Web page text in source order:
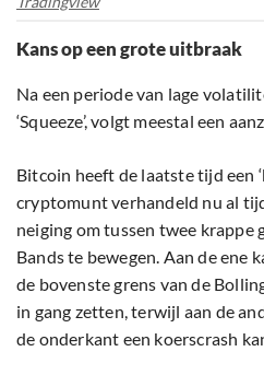
Kans op een grote uitbraak
Na een periode van lage
‘Squeeze’, volgt meestal een
Bitcoin heeft de laatste tijd een
cryptomunt verhandeld nu al
neiging om tussen twee krappe
Bands te bewegen. Aan de ene
de bovenste grens van de
in gang zetten, terwijl aan de
de onderkant een koerscrash